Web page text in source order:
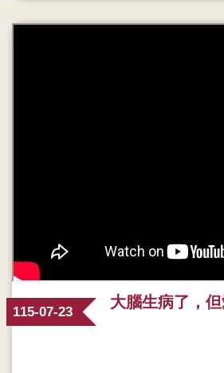
115-07-23